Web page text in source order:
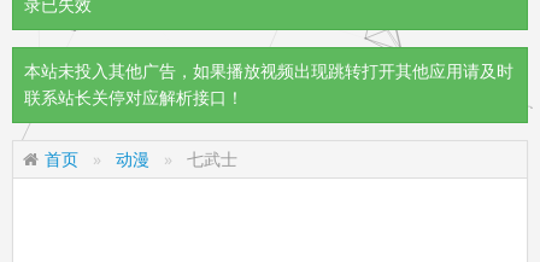
本站未投入其他广告，如果播放视频出现跳转打开其他应用请及时
联系站长关停对应解析接口！
首页 动漫 七武士